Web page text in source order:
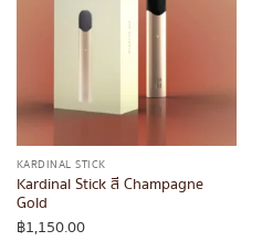
KARDINAL STICK
Kardinal Stick สี Champagne
Gold
฿1,150.00